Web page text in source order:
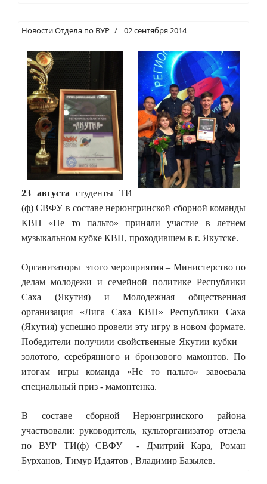
Новости Отдела по ВУР 02 сентября 2014
23 августа студенты ТИ
(ф) СВФУ в составе нерюнгринской сборной команды
КВН «Не то пальто» приняли участие в летнем
музыкальном кубке КВН, проходившем в г. Якутске.
Организаторы этого мероприятия – Министерство по
делам молодежи и семейной политике Республики
Саха (Якутия) и Молодежная общественная
организация «Лига Саха КВН» Республики Саха
(Якутия) успешно провели эту игру в новом формате.
Победители получили свойственные Якутии кубки –
золотого, серебрянного и бронзового мамонтов. По
итогам игры команда «Не то пальто» завоевала
специальный приз - мамонтенка.
В составе сборной Нерюнгринского района
участвовали: руководитель, культорганизатор отдела
по ВУР ТИ(ф) СВФУ - Дмитрий Кара, Роман
Бурханов, Тимур Идаятов , Владимир Базылев.